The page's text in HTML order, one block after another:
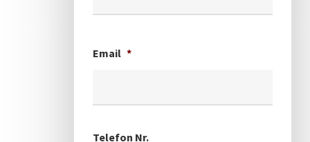
Email *
Telefon Nr.